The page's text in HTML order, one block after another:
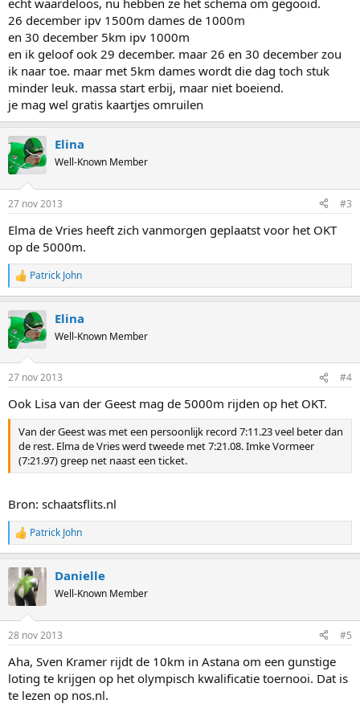
op 10.000 meter heren;
 De SCL kan per afstand 2 rijders toevoegen;
 Limiettijden op grond van SARA (Europese tijden, d.d. 25-11-2013).
echt waardeloos, nu hebben ze het schema om gegooid.
26 december ipv 1500m dames de 1000m
en 30 december 5km ipv 1000m
en ik geloof ook 29 december. maar 26 en 30 december zou
ik naar toe. maar met 5km dames wordt die dag toch stuk
minder leuk. massa start erbij, maar niet boeiend.
je mag wel gratis kaartjes omruilen
Elina
Well-Known Member
27 nov 2013 #3
Elma de Vries heeft zich vanmorgen geplaatst voor het OKT
op de 5000m.
R
e
c
t
i
s
Patrick John
Elina
Well-Known Member
27 nov 2013 #4
Ook Lisa van der Geest mag de 5000m rijden op het OKT.
Van der Geest was met een persoonlijk record 7:11.23 veel beter dan
de rest. Elma de Vries werd tweede met 7:21.08. Imke Vormeer
(7:21.97) greep net naast een ticket.
Bron: schaatsflits.nl
R
e
t
i
s
Patrick John
Danielle
Well-Known Member
28 nov 2013 #5
Aha, Sven Kramer rijdt de 10km in Astana om een gunstige
loting te krijgen op het olympisch kwalificatie toernooi. Dat is
te lezen op nos.nl.